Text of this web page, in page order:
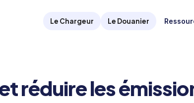
Le Chargeur Le Douanier
réduire les